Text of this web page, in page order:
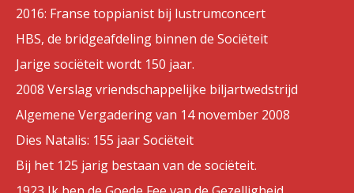
2016: Franse toppianist bij lustrumconcert
HBS, de bridgeafdeling binnen de Sociëteit
Jarige sociëteit wordt 150 jaar.
2008 Verslag vriendschappelijke biljartwedstrijd
Algemene Vergadering van 14 november 2008
Dies Natalis: 155 jaar Sociëteit
Bij het 125 jarig bestaan van de sociëteit.